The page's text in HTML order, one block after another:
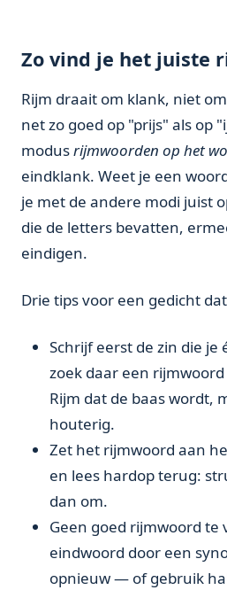
Zo vind je het juiste
Rijm draait om klank, niet
net zo goed op "prijs" als op
modusrijmwoorden op het
eindklank. Weet je een
je met de andere modi juist
die de letters bevatten,
eindigen.
Drie tips voor een gedicht
Schrijf eerst de zin die je
zoek daar een
Rijm dat de baas wordt,
houterig.
Zet het rijmwoord aan
en lees hardop terug:
dan om.
Geen goed rijmwoord te
eindwoord door een
opnieuw — of gebruik